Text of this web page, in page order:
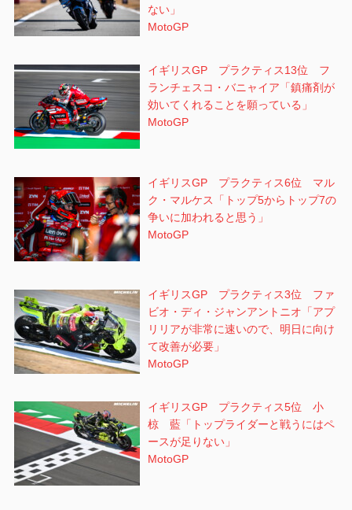
ない」
MotoGP
イギリスGP プラクティス13位 フ
ランチェスコ・バニャイア「鎮痛剤が
効いてくれることを願っている」
MotoGP
イギリスGP プラクティス6位 マル
ク・マルケス「トップ5からトップ7の
争いに加われると思う」
MotoGP
イギリスGP プラクティス3位 ファ
ビオ・ディ・ジャンアントニオ「アプ
リリアが非常に速いので、明日に向け
て改善が必要」
MotoGP
イギリスGP プラクティス5位 小
椋 藍「トップライダーと戦うにはペ
ースが足りない」
MotoGP